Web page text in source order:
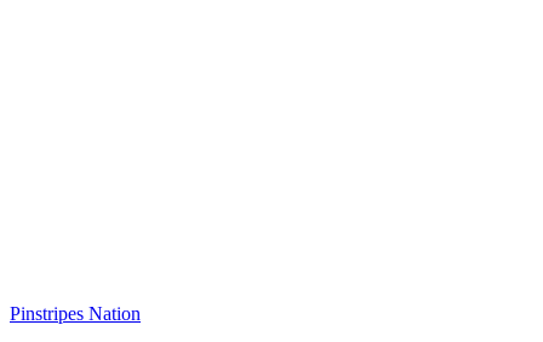
Pinstripes Nation